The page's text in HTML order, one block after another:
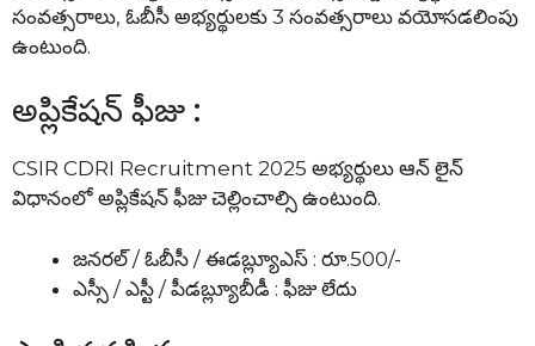
సంవత్సరాలు, ఓబీసీ అభ్యర్థులకు 3 సంవత్సరాలు వయోసడలింపు
ఉంటుంది.
అప్లికేషన్ ఫీజు :
CSIR CDRI Recruitment 2025 అభ్యర్థులు ఆన్ లైన్
విధానంలో అప్లికేషన్ ఫీజు చెల్లించాల్సి ఉంటుంది.
జనరల్ / ఓబీసీ / ఈడబ్ల్యూఎస్ : రూ.500/-
ఎస్సీ / ఎస్టీ / పీడబ్ల్యూబీడీ : ఫీజు లేదు